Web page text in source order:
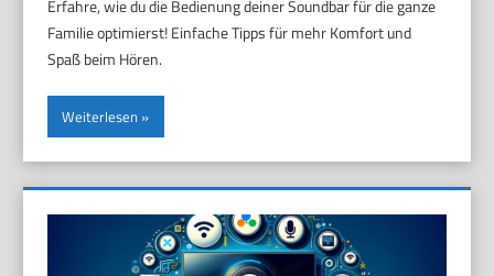
Erfahre, wie du die Bedienung deiner Soundbar für die ganze
Familie optimierst! Einfache Tipps für mehr Komfort und
Spaß beim Hören.
Weiterlesen